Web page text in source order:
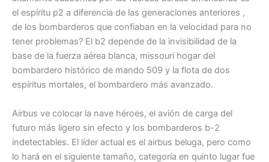
el espíritu p2 a diferencia de las generaciones anteriores ,
de los bombarderos que confiaban en la velocidad para no
tener problemas? El b2 depende de la invisibilidad de la
base de la fuerza aérea blanca, missouri hogar del
bombardero histórico de mando 509 y la flota de dos
espíritus mortales, el bombardero más avanzado.
Airbus ve colocar la nave héroes, el avión de carga del
futuro más ligero sin efecto y los bombarderos b-2
indetectables. El líder actual es el airbus beluga, pero como
lo hará en el siguiente tamaño, categoría en quinto lugar fue